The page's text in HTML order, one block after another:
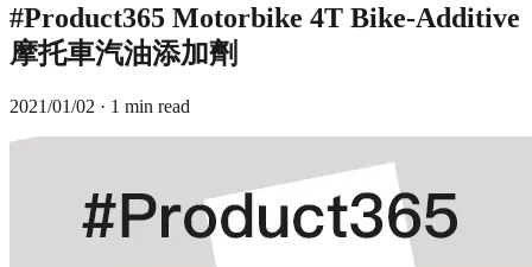
#Product365 Motorbike 4T Bike-Additive
摩托車汽油添加劑
2021/01/02 · 1 min read